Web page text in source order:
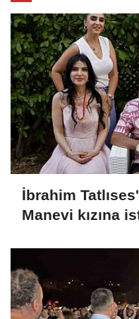
İbrahim
Manevi kızına